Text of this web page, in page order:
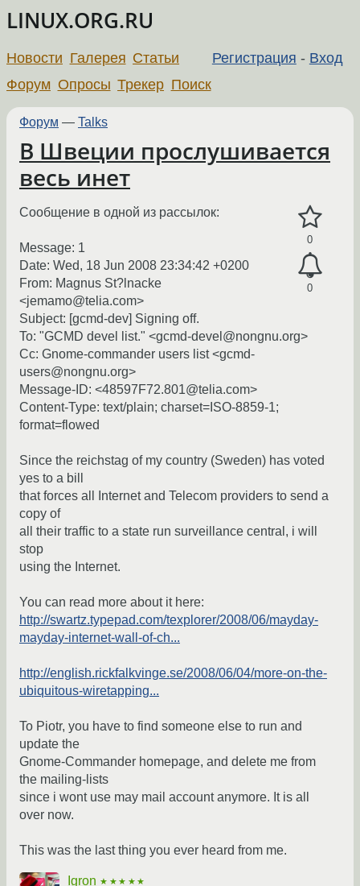
LINUX.ORG.RU
Регистрация - Вход
Новости Галерея Статьи
Форум Опросы Трекер Поиск
Форум — Talks
В Швеции прослушивается
весь инет
0
0
Сообщение в одной из рассылок:
Message: 1
Date: Wed, 18 Jun 2008 23:34:42 +0200
From: Magnus St?lnacke
<jemamo@telia.com>
Subject: [gcmd-dev] Signing off.
To: "GCMD devel list." <gcmd-devel@nongnu.org>
Cc: Gnome-commander users list <gcmd-
users@nongnu.org>
Message-ID: <48597F72.801@telia.com>
Content-Type: text/plain; charset=ISO-8859-1;
format=flowed
Since the reichstag of my country (Sweden) has voted
yes to a bill
that forces all Internet and Telecom providers to send a
copy of
all their traffic to a state run surveillance central, i will
stop
using the Internet.
You can read more about it here:
http://swartz.typepad.com/texplorer/2008/06/mayday-
mayday-internet-wall-of-ch...
http://english.rickfalkvinge.se/2008/06/04/more-on-the-
ubiquitous-wiretapping...
To Piotr, you have to find someone else to run and
update the
Gnome-Commander homepage, and delete me from
the mailing-lists
since i wont use may mail account anymore. It is all
over now.
This was the last thing you ever heard from me.
Igron ★★★★★